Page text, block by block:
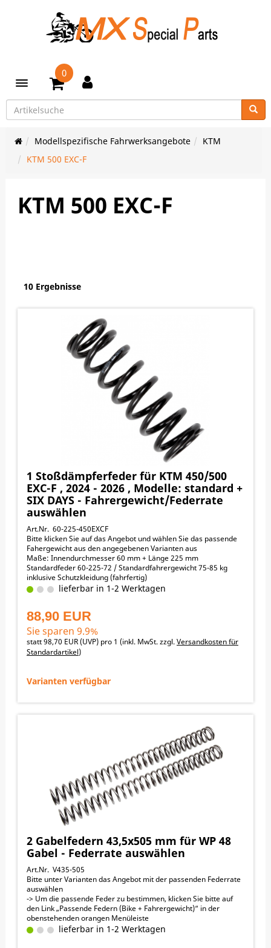
Toggle navigation
0
Modellspezifische Fahrwerksangebote
KTM
KTM 500 EXC-F
KTM 500 EXC-F
10 Ergebnisse
1 Stoßdämpferfeder für KTM 450/500
EXC-F , 2024 - 2026 , Modelle: standard +
SIX DAYS - Fahrergewicht/Federrate
auswählen
Art.Nr. 60-225-450EXCF
Bitte klicken Sie auf das Angebot und wählen Sie das passende
Fahergewicht aus den angegebenen Varianten aus
Maße: Innendurchmesser 60 mm + Länge 225 mm
Standardfeder 60-225-72 / Standardfahrergewicht 75-85 kg
inklusive Schutzkleidung (fahrfertig)
Fahrergewicht
65-75 kg -> 69 N/mm
75-85 kg -> 72 N/mm
85-95 kg -> 74 N/mm
95-105 kg -> 77 N/mm
105-115 kg -> 80 N/mm
lieferbar in 1-2 Werktagen
88,90 EUR
Sie sparen 9.9%
statt98,70 EUR(UVP) pro 1 (inkl. MwSt. zzgl.Versandkosten für
Standardartikel)
Varianten verfügbar
2 Gabelfedern 43,5x505 mm für WP 48
Gabel - Federrate auswählen
Art.Nr. V435-505
Bitte unter Varianten das Angebot mit der passenden Federrate
auswählen
-> Um die passende Feder zu bestimmen, klicken Sie bitte auf
den Link „Passende Federn (Bike + Fahrergewicht)“ in der
obenstehenden orangen Menüleiste
43,5 mm Außendurchmesser
lieferbar in 1-2 Werktagen